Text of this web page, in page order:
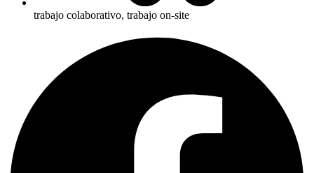
trabajo colaborativo, trabajo on-site